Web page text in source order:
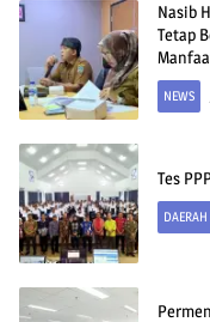
Nasib
Tetap
NEWS
Tes
DAERAH